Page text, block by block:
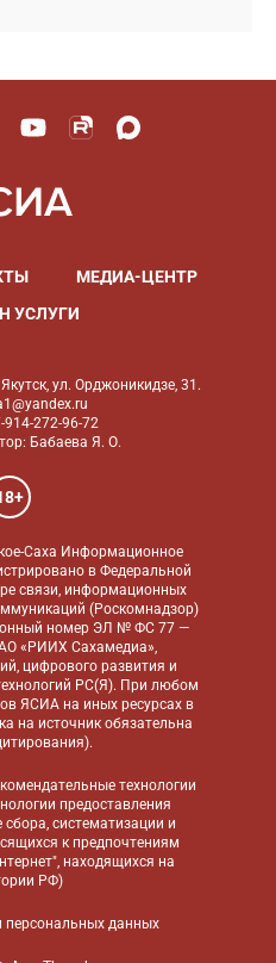
МЕДИА-ЦЕНТР
УСЛУГИ
ул. Орджоникидзе, 31.
914-272-96-72
Бабаева Я. О.
Саха Информационное
в Федеральной
связи, информационных
(Роскомнадзор)
номер ЭЛ № ФС 77 —
«РИИХ Сахамедиа»,
цифрового развития и
РС(Я). При любом
ЯСИА на иных ресурсах в
на источник обязательна
).
технологии
предоставления
систематизации и
к предпочтениям
находящихся на
РФ)
персональных данных